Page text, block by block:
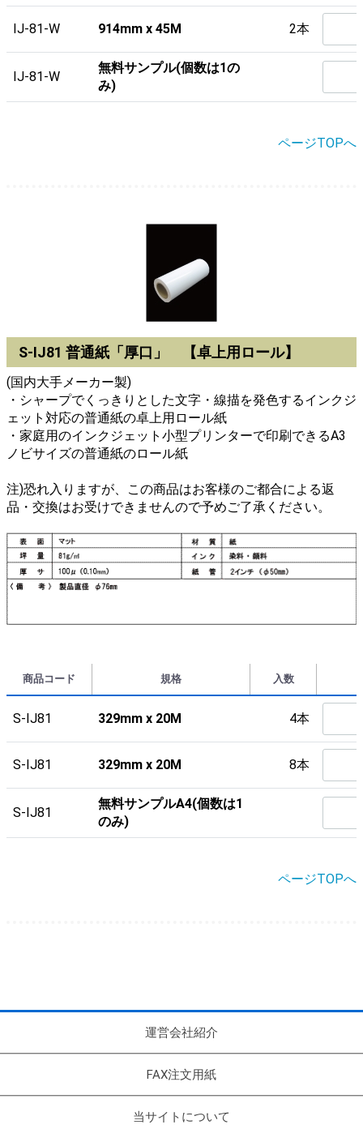
IJ-81-W 914mm x 45M 2本
IJ-81-W
無料サンプル(個数は1の
み)
ページTOPへ
S-IJ81 普通紙「厚口」 【卓上用ロール】
(国内大手メーカー製)
・シャープでくっきりとした文字・線描を発色するインクジ
ェット対応の普通紙の卓上用ロール紙
・家庭用のインクジェット小型プリンターで印刷できるA3
ノビサイズの普通紙のロール紙
注)恐れ入りますが、この商品はお客様のご都合による返
品・交換はお受けできませんので予めご了承ください。
商品コード 規格 入数
S-IJ81 329mm x 20M 4本
S-IJ81 329mm x 20M 8本
S-IJ81
無料サンプルA4(個数は1
のみ)
ページTOPへ
運営会社紹介
FAX注文用紙
当サイトについて